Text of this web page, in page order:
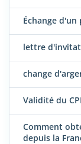
Échange
lettre
change
Validité du
Comment
depuis la